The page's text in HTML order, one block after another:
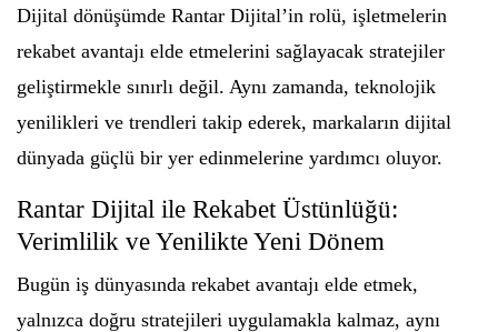
Dijital dönüşümde Rantar Dijital’in rolü, işletmelerin
rekabet avantajı elde etmelerini sağlayacak stratejiler
geliştirmekle sınırlı değil. Aynı zamanda, teknolojik
yenilikleri ve trendleri takip ederek, markaların dijital
dünyada güçlü bir yer edinmelerine yardımcı oluyor.
Rantar Dijital ile Rekabet Üstünlüğü:
Verimlilik ve Yenilikte Yeni Dönem
Bugün iş dünyasında rekabet avantajı elde etmek,
yalnızca doğru stratejileri uygulamakla kalmaz, aynı